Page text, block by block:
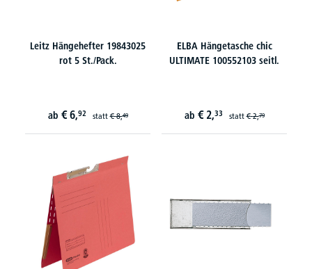
Leitz Hängehefter 19843025
rot 5 St./Pack.
ab € 6,92 statt€ 8,49
ELBA Hängetasche chic
ULTIMATE 100552103 seitl.
ab € 2,33 statt€ 2,79